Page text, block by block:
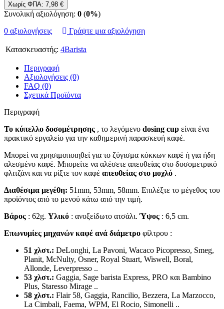
Χωρίς ΦΠΑ: 7,98 €
Συνολική αξιολόγηση: 0 (0%)
0 αξιολογήσεις
Γράψτε μια αξιολόγηση
Κατασκευαστής: 4Barista
Περιγραφή
Αξιολογήσεις (0)
FAQ (0)
Σχετικά Προϊόντα
Περιγραφή
Το κύπελλο δοσομέτρησης , το λεγόμενο dosing cup είναι ένα
πρακτικό εργαλείο για την καθημερινή παρασκευή καφέ.
Μπορεί να χρησιμοποιηθεί για το ζύγισμα κόκκων καφέ ή για ήδη
αλεσμένο καφέ. Μπορείτε να αλέσετε απευθείας στο δοσομετρικό
φλιτζάνι και να ρίξτε τον καφέ απευθείας στο μοχλό .
Διαθέσιμα μεγέθη: 51mm, 53mm, 58mm. Επιλέξτε το μέγεθος του
προϊόντος από το μενού κάτω από την τιμή.
Βάρος : 62g. Υλικό : ανοξείδωτο ατσάλι.Ύψος : 6,5 cm.
Επωνυμίες μηχανών καφέ ανά διάμετρο φίλτρου :
51 χλστ.: DeLonghi, La Pavoni, Wacaco Picopresso, Smeg,
Planit, McNulty, Osner, Royal Stuart, Wiswell, Boral,
Allonde, Leverpresso ..
53 χλστ.: Gaggia, Sage barista Express, PRO και Bambino
Plus, Staresso Mirage ..
58 χλστ.: Flair 58, Gaggia, Rancilio, Bezzera, La Marzocco,
La Cimbali, Faema, WPM, El Rocio, Simonelli ..